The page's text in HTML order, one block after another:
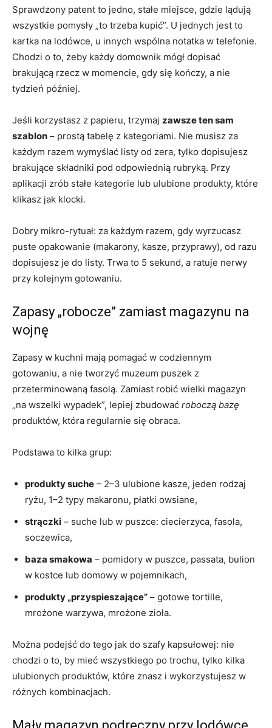
Sprawdzony patent to jedno, stałe miejsce, gdzie lądują
wszystkie pomysły „to trzeba kupić”. U jednych jest to
kartka na lodówce, u innych wspólna notatka w telefonie.
Chodzi o to, żeby każdy domownik mógł dopisać
brakującą rzecz w momencie, gdy się kończy, a nie
tydzień później.
Jeśli korzystasz z papieru, trzymaj zawsze ten sam
szablon – prostą tabelę z kategoriami. Nie musisz za
każdym razem wymyślać listy od zera, tylko dopisujesz
brakujące składniki pod odpowiednią rubryką. Przy
aplikacji zrób stałe kategorie lub ulubione produkty, które
klikasz jak klocki.
Dobry mikro-rytuał: za każdym razem, gdy wyrzucasz
puste opakowanie (makarony, kasze, przyprawy), od razu
dopisujesz je do listy. Trwa to 5 sekund, a ratuje nerwy
przy kolejnym gotowaniu.
Zapasy „robocze” zamiast magazynu na
wojnę
Zapasy w kuchni mają pomagać w codziennym
gotowaniu, a nie tworzyć muzeum puszek z
przeterminowaną fasolą. Zamiast robić wielki magazyn
„na wszelki wypadek”, lepiej zbudować roboczą bazę
produktów, która regularnie się obraca.
Podstawa to kilka grup:
produkty suche – 2–3 ulubione kasze, jeden rodzaj
ryżu, 1–2 typy makaronu, płatki owsiane,
strączki – suche lub w puszce: ciecierzyca, fasola,
soczewica,
baza smakowa – pomidory w puszce, passata, bulion
w kostce lub domowy w pojemnikach,
produkty „przyspieszające” – gotowe tortille,
mrożone warzywa, mrożone zioła.
Można podejść do tego jak do szafy kapsułowej: nie
chodzi o to, by mieć wszystkiego po trochu, tylko kilka
ulubionych produktów, które znasz i wykorzystujesz w
różnych kombinacjach.